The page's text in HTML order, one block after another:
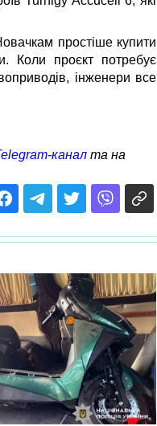
простіше купити
Коли проєкт потребує
інженери все
канал та на